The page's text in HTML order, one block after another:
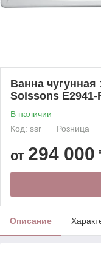
Ванна чугунная
Soissons E2941-
В наличии
Код: ssr
Розница
от 294 000
Описание